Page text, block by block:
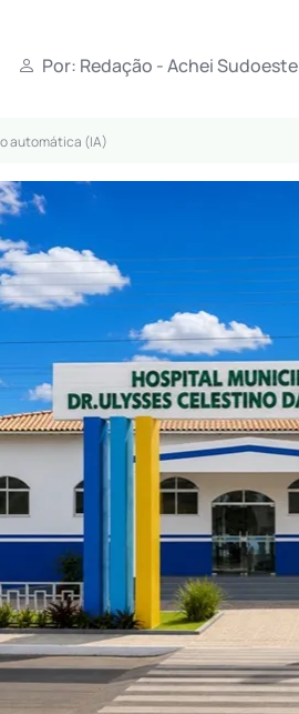
Por: Redação - Achei Sudoeste
automática (IA)